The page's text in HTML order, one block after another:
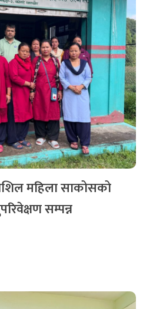
लागि सम्झौता साथै स्थलगत
महिला साकोसको
सम्पन्न